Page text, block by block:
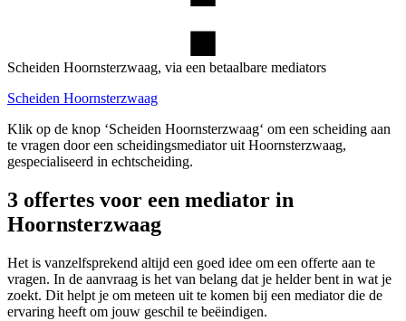
Scheiden Hoornsterzwaag, via een betaalbare mediators
Scheiden Hoornsterzwaag
Klik op de knop ‘Scheiden Hoornsterzwaag‘ om een scheiding aan
te vragen door een scheidingsmediator uit Hoornsterzwaag,
gespecialiseerd in echtscheiding.
3 offertes voor een mediator in
Hoornsterzwaag
Het is vanzelfsprekend altijd een goed idee om een offerte aan te
vragen. In de aanvraag is het van belang dat je helder bent in wat je
zoekt. Dit helpt je om meteen uit te komen bij een mediator die de
ervaring heeft om jouw geschil te beëindigen.